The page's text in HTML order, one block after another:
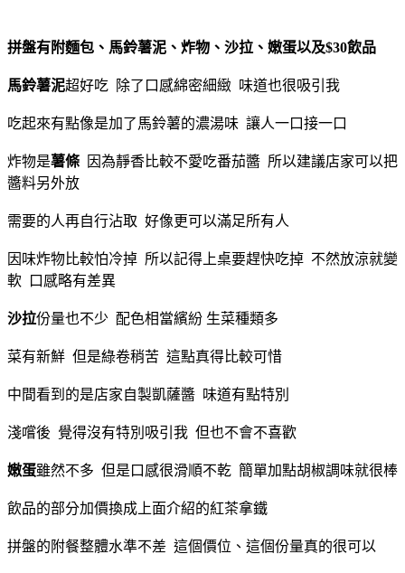
拼盤有附麵包、馬鈴薯泥、炸物、沙拉、嫩蛋以及$30飲品
馬鈴薯泥超好吃 除了口感綿密細緻 味道也很吸引我
吃起來有點像是加了馬鈴薯的濃湯味 讓人一口接一口
炸物是薯條 因為靜香比較不愛吃番茄醬 所以建議店家可以把
醬料另外放
需要的人再自行沾取 好像更可以滿足所有人
因味炸物比較怕冷掉 所以記得上桌要趕快吃掉 不然放涼就變
軟 口感略有差異
沙拉份量也不少 配色相當繽紛 生菜種類多
菜有新鮮 但是綠卷稍苦 這點真得比較可惜
中間看到的是店家自製凱薩醬 味道有點特別
淺嚐後 覺得沒有特別吸引我 但也不會不喜歡
嫩蛋雖然不多 但是口感很滑順不乾 簡單加點胡椒調味就很棒
飲品的部分加價換成上面介紹的紅茶拿鐵
拼盤的附餐整體水準不差 這個價位、這個份量真的很可以